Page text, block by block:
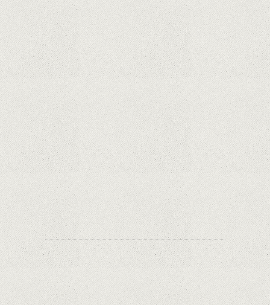
iPhone 12 Mini, bijuteria - TECH REVIEW
Apple cedează, în sfârșit. Piese de schimb pentru
iPhone și Mac, puse în vânzare
Rețelele sociale au pierdut deja 10 miliarde de
dolari din cauza noilor reguli Apple privind
urmărirea utilizatorilor